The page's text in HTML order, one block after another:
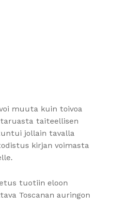
muuta kuin toivoa
taruasta taiteellisen
jollain tavalla
kirjan voimasta
tuotiin eloon
Toscanan auringon